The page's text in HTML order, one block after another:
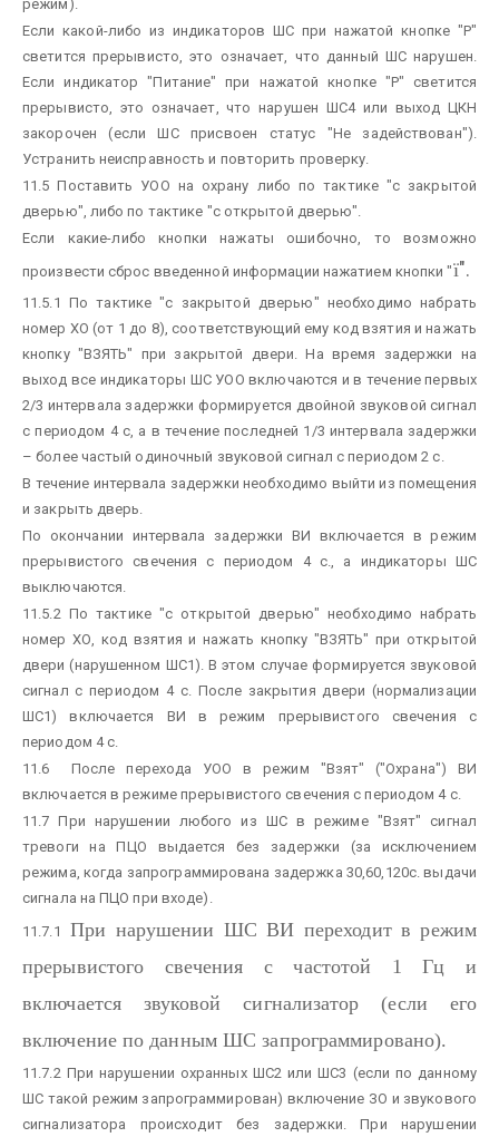
режим).
Если какой-либо из индикаторов ШС при нажатой кнопке "Р"
светится прерывисто, это означает, что данный ШС нарушен.
Если индикатор "Питание" при нажатой кнопке "Р" светится
прерывисто, это означает, что нарушен ШС4 или выход ЦКН
закорочен (если ШС присвоен статус "Не задействован").
Устранить неисправность и повторить проверку.
11.5 Поставить УОО на охрану либо по тактике "с закрытой
дверью", либо по тактике "с открытой дверью".
Если какие-либо кнопки нажаты ошибочно, то возможно
произвести сброс введенной информации нажатием кнопки "ї".
11.5.1 По тактике "с закрытой дверью" необходимо набрать
номер ХО (от 1 до 8), соответствующий ему код взятия и нажать
кнопку "ВЗЯТЬ" при закрытой двери. На время задержки на
выход все индикаторы ШС УОО включаются и в течение первых
2/3 интервала задержки формируется двойной звуковой сигнал
с периодом 4 с, а в течение последней 1/3 интервала задержки
– более частый одиночный звуковой сигнал с периодом 2 с.
В течение интервала задержки необходимо выйти из помещения
и закрыть дверь.
По окончании интервала задержки ВИ включается в режим
прерывистого свечения с периодом 4 с., а индикаторы ШС
выключаются.
11.5.2 По тактике "с открытой дверью" необходимо набрать
номер ХО, код взятия и нажать кнопку "ВЗЯТЬ" при открытой
двери (нарушенном ШС1). В этом случае формируется звуковой
сигнал с периодом 4 с. После закрытия двери (нормализации
ШС1) включается ВИ в режим прерывистого свечения с
периодом 4 с.
11.6 После перехода УОО в режим "Взят" ("Охрана") ВИ
включается в режиме прерывистого свечения с периодом 4 c.
11.7 При нарушении любого из ШС в режиме "Взят" сигнал
тревоги на ПЦО выдается без задержки (за исключением
режима, когда запрограммирована задержка 30,60,120c. выдачи
сигнала на ПЦО при входе).
11.7.1
При нарушении ШС ВИ переходит в режим
прерывистого свечения с частотой 1 Гц и
включается звуковой сигнализатор (если его
включение по данным ШС запрограммировано).
11.7.2 При нарушении охранных ШС2 или ШС3 (если по данному
ШС такой режим запрограммирован) включение ЗО и звукового
сигнализатора происходит без задержки. При нарушении